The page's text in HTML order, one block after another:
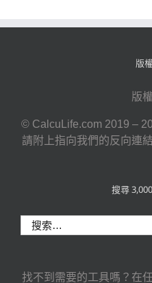
版
版
© CalcuLife.com 2019 –
請附上指向我們的反向連
搜尋
索
果：
找不到需要的工具嗎？在